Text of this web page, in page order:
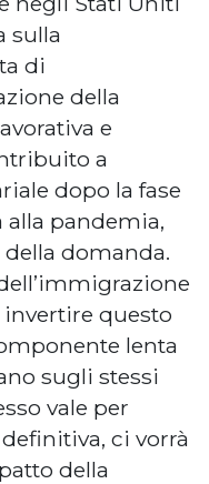
sulla
di
della
e
a
dopo la fase
pandemia,
domanda.
questo
lenta
sugli stessi
vale per
ci vorrà
della